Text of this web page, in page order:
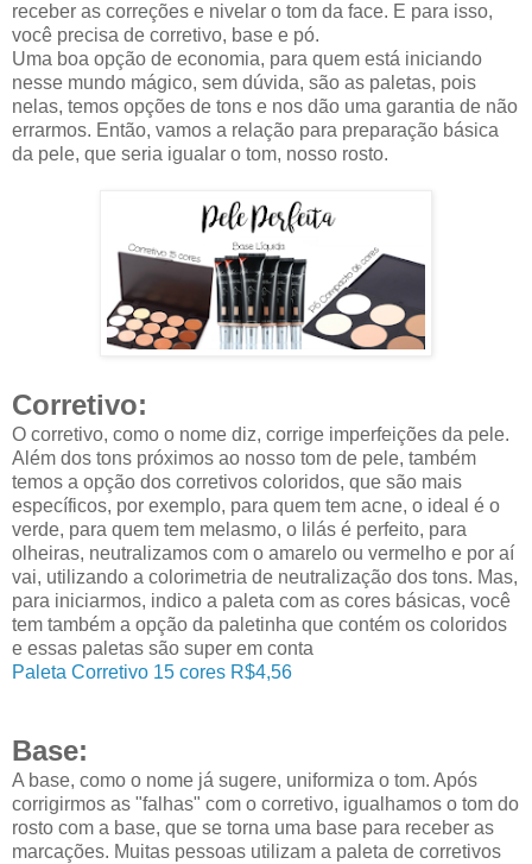
receber as correções e nivelar o tom da face. E para isso,
você precisa de corretivo, base e pó.
Uma boa opção de economia, para quem está iniciando
nesse mundo mágico, sem dúvida, são as paletas, pois
nelas, temos opções de tons e nos dão uma garantia de não
errarmos. Então, vamos a relação para preparação básica
da pele, que seria igualar o tom, nosso rosto.
Corretivo:
O corretivo, como o nome diz, corrige imperfeições da pele.
Além dos tons próximos ao nosso tom de pele, também
temos a opção dos corretivos coloridos, que são mais
específicos, por exemplo, para quem tem acne, o ideal é o
verde, para quem tem melasmo, o lilás é perfeito, para
olheiras, neutralizamos com o amarelo ou vermelho e por aí
vai, utilizando a colorimetria de neutralização dos tons. Mas,
para iniciarmos, indico a paleta com as cores básicas, você
tem também a opção da paletinha que contém os coloridos
e essas paletas são super em conta
Paleta Corretivo 15 cores R$4,56
Base:
A base, como o nome já sugere, uniformiza o tom. Após
corrigirmos as "falhas" com o corretivo, igualhamos o tom do
rosto com a base, que se torna uma base para receber as
marcações. Muitas pessoas utilizam a paleta de corretivos